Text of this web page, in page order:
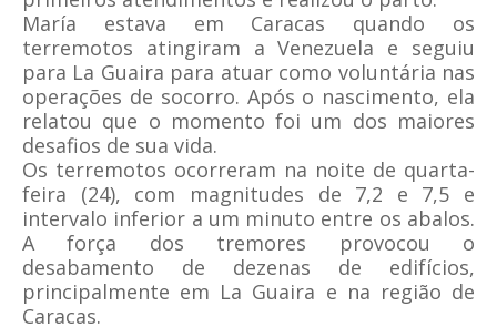
María estava em Caracas quando os
terremotos atingiram a Venezuela e seguiu
para La Guaira para atuar como voluntária nas
operações de socorro. Após o nascimento, ela
relatou que o momento foi um dos maiores
desafios de sua vida.
Os terremotos ocorreram na noite de quarta-
feira (24), com magnitudes de 7,2 e 7,5 e
intervalo inferior a um minuto entre os abalos.
A força dos tremores provocou o
desabamento de dezenas de edifícios,
principalmente em La Guaira e na região de
Caracas.